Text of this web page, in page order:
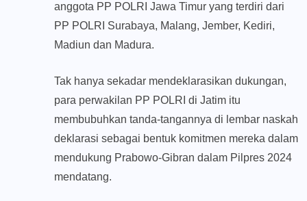
anggota PP POLRI Jawa Timur yang terdiri dari
PP POLRI Surabaya, Malang, Jember, Kediri,
Madiun dan Madura.
Tak hanya sekadar mendeklarasikan dukungan,
para perwakilan PP POLRI di Jatim itu
membubuhkan tanda-tangannya di lembar naskah
deklarasi sebagai bentuk komitmen mereka dalam
mendukung Prabowo-Gibran dalam Pilpres 2024
mendatang.